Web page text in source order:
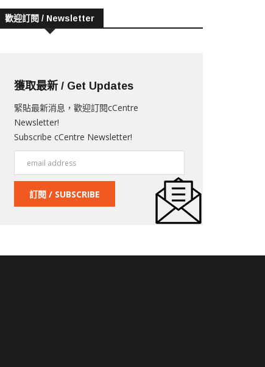
歡迎訂閱 / Newsletter
獲取最新 / Get Updates
緊貼最新消息，歡迎訂閱cCentre
Newsletter!
Subscribe cCentre Newsletter!